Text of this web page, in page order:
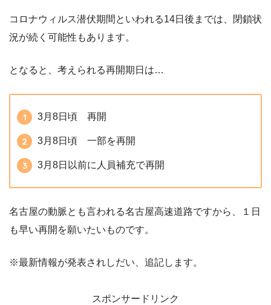
コロナウィルス潜伏期間といわれる14日後までは、閉鎖状
況が続く可能性もあります。
となると、考えられる再開期日は…
3月8日頃 再開
3月8日頃 一部を再開
3月8日以前に人員補充で再開
名古屋の動脈とも言われる名古屋高速道路ですから、１日
も早い再開を願いたいものです。
※最新情報が発表されしだい、追記します。
スポンサードリンク